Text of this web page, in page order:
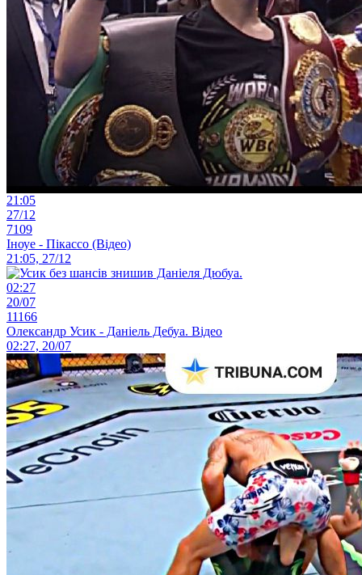
21:05
27/12
7109
Іноуе - Пікассо (Відео)
21:05, 27/12
02:27
20/07
11166
Олександр Усик - Даніель Дебуа. Відео
02:27, 20/07